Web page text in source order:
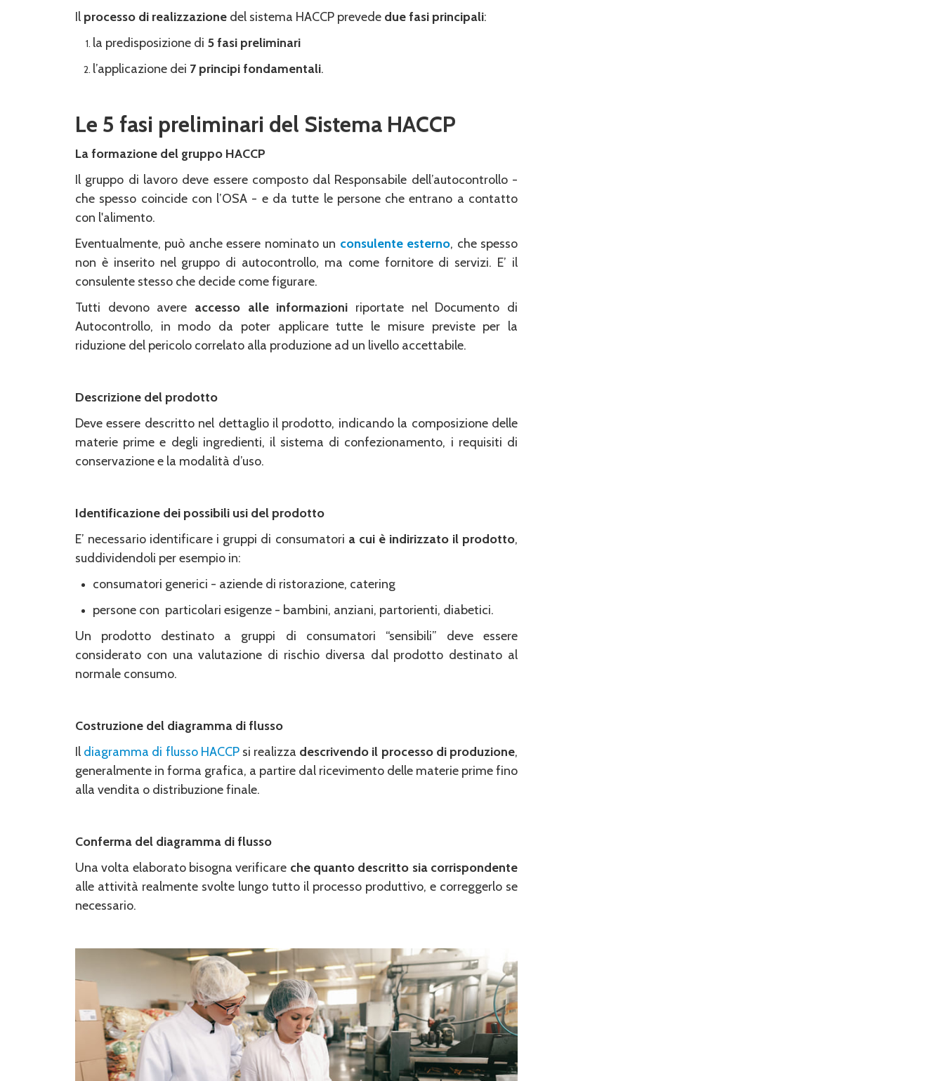
Il processo di realizzazione del sistema HACCP prevede due fasi principali:
la predisposizione di 5 fasi preliminari
l’applicazione dei 7 principi fondamentali.
Le 5 fasi preliminari del Sistema HACCP
La formazione del gruppo HACCP
Il gruppo di lavoro deve essere composto dal Responsabile dell’autocontrollo -
che spesso coincide con l’OSA - e da tutte le persone che entrano a contatto
con l'alimento.
Eventualmente, può anche essere nominato un consulente esterno, che spesso
non è inserito nel gruppo di autocontrollo, ma come fornitore di servizi. E’ il
consulente stesso che decide come figurare.
Tutti devono avere accesso alle informazioni riportate nel Documento di
Autocontrollo, in modo da poter applicare tutte le misure previste per la
riduzione del pericolo correlato alla produzione ad un livello accettabile.
Descrizione del prodotto
Deve essere descritto nel dettaglio il prodotto, indicando la composizione delle
materie prime e degli ingredienti, il sistema di confezionamento, i requisiti di
conservazione e la modalità d’uso.
Identificazione dei possibili usi del prodotto
E’ necessario identificare i gruppi di consumatori a cui è indirizzato il prodotto,
suddividendoli per esempio in:
consumatori generici - aziende di ristorazione, catering
persone con particolari esigenze - bambini, anziani, partorienti, diabetici.
Un prodotto destinato a gruppi di consumatori “sensibili” deve essere
considerato con una valutazione di rischio diversa dal prodotto destinato al
normale consumo.
Costruzione del diagramma di flusso
Il diagramma di flusso HACCPsi realizza descrivendo il processo di produzione,
generalmente in forma grafica, a partire dal ricevimento delle materie prime fino
alla vendita o distribuzione finale.
Conferma del diagramma di flusso
Una volta elaborato bisogna verificare che quanto descritto sia corrispondente
alle attività realmente svolte lungo tutto il processo produttivo, e correggerlo se
necessario.